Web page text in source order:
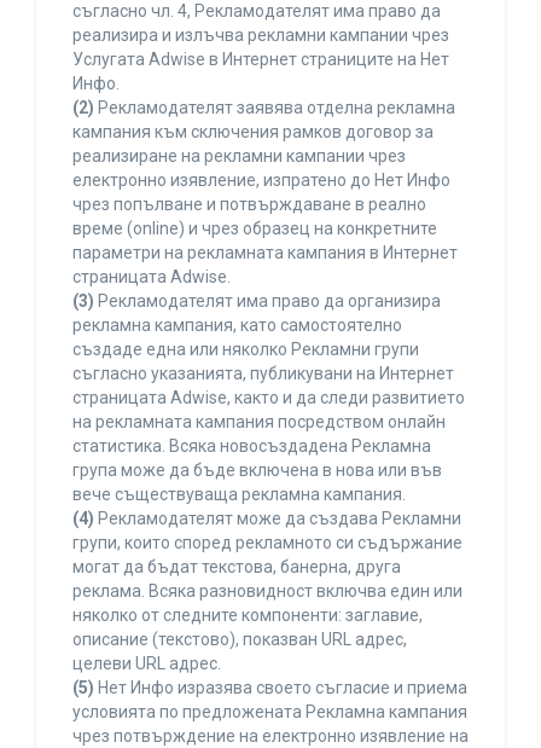
съгласно чл. 4, Рекламодателят има право да
реализира и излъчва рекламни кампании чрез
Услугата Adwise в Интернет страниците на Нет
Инфо.
(2) Рекламодателят заявява отделна рекламна
кампания към сключения рамков договор за
реализиране на рекламни кампании чрез
електронно изявление, изпратено до Нет Инфо
чрез попълване и потвърждаване в реално
време (online) и чрез образец на конкретните
параметри на рекламната кампания в Интернет
страницата Adwise.
(3) Рекламодателят има право да организира
рекламна кампания, като самостоятелно
създаде една или няколко Рекламни групи
съгласно указанията, публикувани на Интернет
страницата Adwise, както и да следи развитието
на рекламната кампания посредством онлайн
статистика. Всяка новосъздадена Рекламна
група може да бъде включена в нова или във
вече съществуваща рекламна кампания.
(4) Рекламодателят може да създава Рекламни
групи, които според рекламното си съдържание
могат да бъдат текстова, банерна, друга
реклама. Всяка разновидност включва един или
няколко от следните компоненти: заглавие,
описание (текстово), показван URL адрес,
целеви URL адрес.
(5) Нет Инфо изразява своето съгласие и приема
условията по предложената Рекламна кампания
чрез потвърждение на електронно изявление на